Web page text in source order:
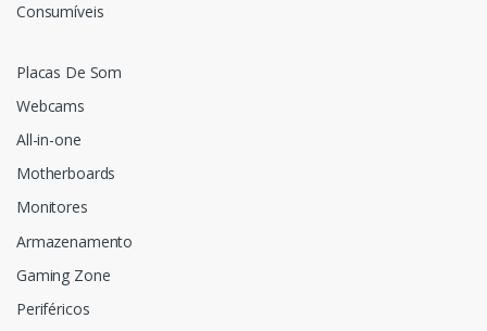
Consumíveis
Placas De Som
Webcams
All-in-one
Motherboards
Monitores
Armazenamento
Gaming Zone
Periféricos